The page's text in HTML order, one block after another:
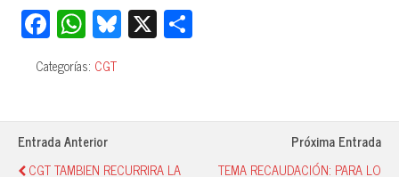
Fa
ce
bo
ok
W
ha
ts
A
pp
Bl
ue
y
X
pa
Categorías: CGT
Entrada Anterior
CGT TAMBIEN RECURRIRA LA
Próxima Entrada
TEMA RECAUDACIÓN: PARA LO